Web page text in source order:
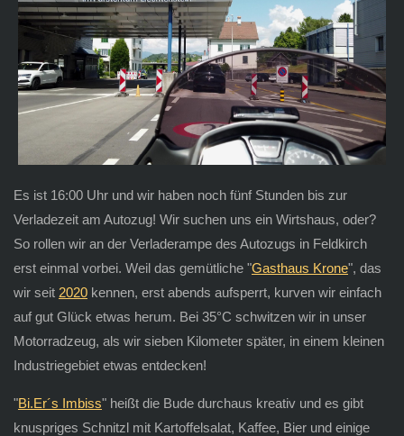
Es ist 16:00 Uhr und wir haben noch fünf Stunden bis zur
Verladezeit am Autozug! Wir suchen uns ein Wirtshaus, oder?
So rollen wir an der Verladerampe des Autozugs in Feldkirch
erst einmal vorbei. Weil das gemütliche "Gasthaus Krone", das
wir seit 2020kennen, erst abends aufsperrt, kurven wir einfach
auf gut Glück etwas herum. Bei 35°C schwitzen wir in unser
Motorradzeug, als wir sieben Kilometer später, in einem kleinen
Industriegebiet etwas entdecken!
"Bi.Er´s Imbiss" heißt die Bude durchaus kreativ und es gibt
knuspriges Schnitzl mit Kartoffelsalat, Kaffee, Bier und einige